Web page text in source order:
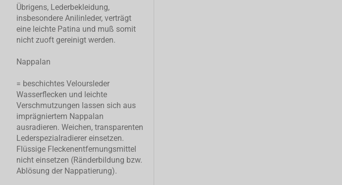
Übrigens, Lederbekleidung,
insbesondere Anilinleder, verträgt
eine leichte Patina und muß somit
nicht zuoft gereinigt werden.
Nappalan
= beschichtes Veloursleder
Wasserflecken und leichte
Verschmutzungen lassen sich aus
imprägniertem Nappalan
ausradieren. Weichen, transparenten
Lederspezialradierer einsetzen.
Flüssige Fleckenentfernungsmittel
nicht einsetzen (Ränderbildung bzw.
Ablösung der Nappatierung).